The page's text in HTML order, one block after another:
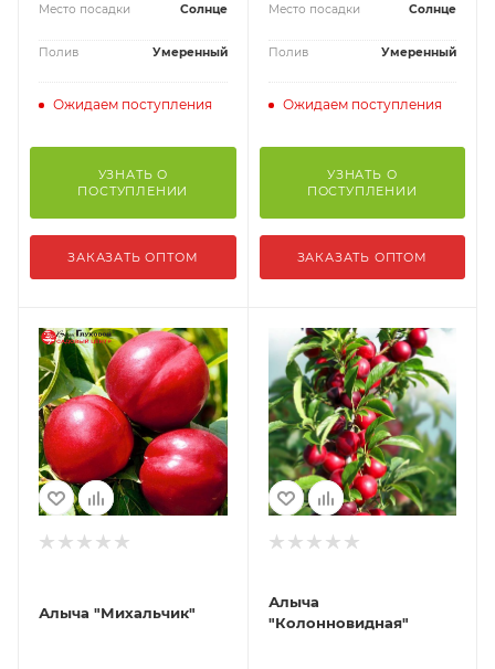
Место посадки Солнце
Полив Умеренный
Ожидаем поступления
УЗНАТЬ О
ПОСТУПЛЕНИИ
ЗАКАЗАТЬ ОПТОМ
Место посадки Солнце
Полив Умеренный
Ожидаем поступления
УЗНАТЬ О
ПОСТУПЛЕНИИ
ЗАКАЗАТЬ ОПТОМ
Алыча "Михальчик"
Алыча
"Колонновидная"